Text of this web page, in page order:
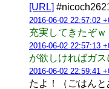
[URL]
2016-06-02 22:57:02
充実してきたぞｗ
2016-06-02 22:57:13
が欲しければガ
2016-06-02 22:59:41
たよ！（ごはん